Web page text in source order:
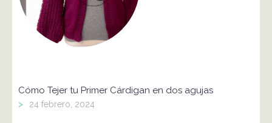
Cómo Tejer tu Primer Cárdigan en dos agujas
> 24 febrero, 2024